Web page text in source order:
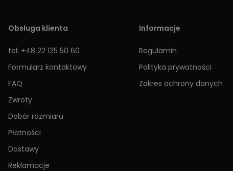
Obsługa klienta
tel: +48 22 125 50 60
Formularz kontaktowy
FAQ
Zwroty
Dobór rozmiaru
Płatności
Dostawy
Reklamacje
Informacje
Regulamin
Polityka prywatności
Zakres ochrony danych